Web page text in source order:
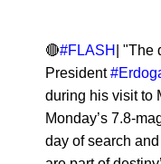
🔴#FLASH |
President
during his visit to
Monday’s 7.8-
day of search